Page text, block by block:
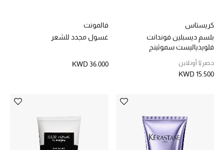
كريستاس
بلسم ديسبلين فوندانت
فلويدياليست سموثينج
حصريًا أونلاين
KWD 15.500
فالمونت
غسول مجدد للشعر
KWD 36.000